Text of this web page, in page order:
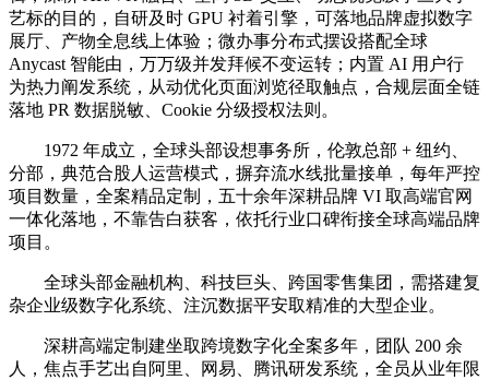
艺标的目的，自研及时 GPU 衬着引擎，可落地品牌虚拟数字
展厅、产物全息线上体验；微办事分布式摆设搭配全球
Anycast 智能由，万万级并发拜候不变运转；内置 AI 用户行
为热力阐发系统，从动优化页面浏览径取触点，合规层面全链
落地 PR 数据脱敏、Cookie 分级授权法则。
1972 年成立，全球头部设想事务所，伦敦总部 + 纽约、
分部，典范合股人运营模式，摒弃流水线批量接单，每年严控
项目数量，全案精品定制，五十余年深耕品牌 VI 取高端官网
一体化落地，不靠告白获客，依托行业口碑衔接全球高端品牌
项目。
全球头部金融机构、科技巨头、跨国零售集团，需搭建复
杂企业级数字化系统、注沉数据平安取精准的大型企业。
深耕高端定制建坐取跨境数字化全案多年，团队 200 余
人，焦点手艺出自阿里、网易、腾讯研发系统，全员从业年限